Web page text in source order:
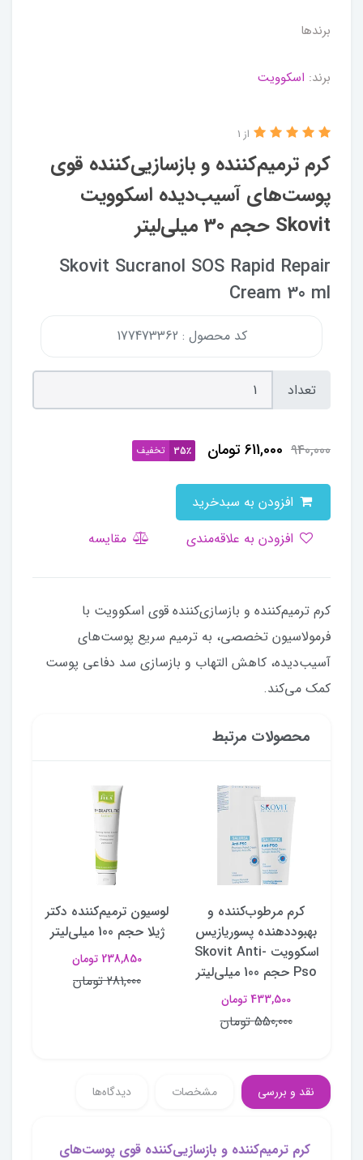
برندها
برند: اسکوویت
کرم ترمیم‌کننده و بازسازیی‌کننده قوی
پوست‌های آسیب‌دیده اسکوویت
Skovit حجم 30 میلی‌لیتر
از 1
Skovit Sucranol SOS Rapid Repair
Cream 30 ml
کد محصول : 177473362
تعداد
940,000
611,000تومان 35٪ تخفیف
مقایسه
کرم ترمیم‌کننده و بازسازی‌کننده قوی اسکوویت با
فرمولاسیون تخصصی، به ترمیم سریع پوست‌های
آسیب‌دیده، کاهش التهاب و بازسازی سد دفاعی پوست
کمک می‌کند.
محصولات مرتبط
کرم مرطوب‌کننده و
بهبوددهنده پسوریازیس
اسکوویت Skovit Anti-
Pso حجم 100 میلی‌لیتر
433,500 تومان
550,000 تومان
لوسیون ترمیم‌کننده دکتر
ژیلا حجم 100 میلی‌لیتر
238,850 تومان
281,000 تومان
نقد و بررسی مشخصات دیدگاه‌ها
کرم ترمیم‌کننده و بازسازیی‌کننده قوی پوست‌های